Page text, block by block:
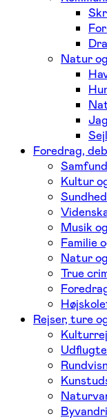
Natur
Foredrag,
Kultur
Musik
Familie
Natur
True
Rejser, ture